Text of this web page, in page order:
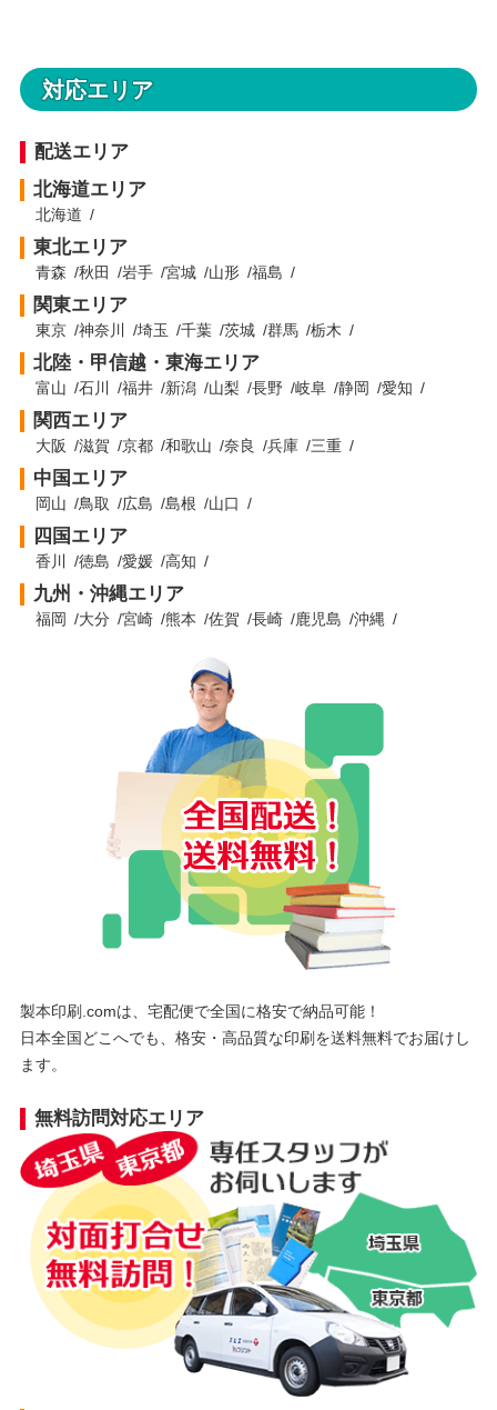
対応エリア
配送エリア
北海道エリア
北海道
東北エリア
青森 秋田 岩手 宮城 山形 福島
関東エリア
東京 神奈川 埼玉 千葉 茨城 群馬 栃木
北陸・甲信越・東海エリア
富山 石川 福井 新潟 山梨 長野 岐阜 静岡 愛知
関西エリア
大阪 滋賀 京都 和歌山 奈良 兵庫 三重
中国エリア
岡山 鳥取 広島 島根 山口
四国エリア
香川 徳島 愛媛 高知
九州・沖縄エリア
福岡 大分 宮崎 熊本 佐賀 長崎 鹿児島 沖縄
製本印刷.comは、宅配便で全国に格安で納品可能！
日本全国どこへでも、格安・高品質な印刷を送料無料でお届けし
ます。
無料訪問対応エリア